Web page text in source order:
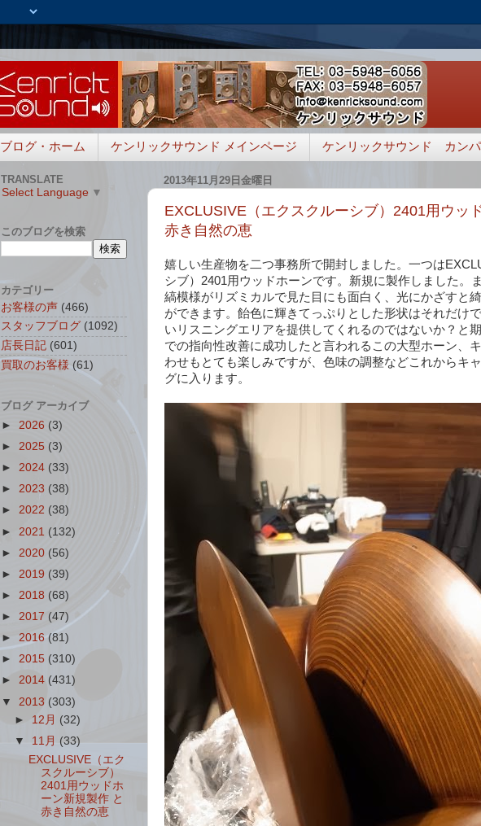
ブログ・ホーム ケンリックサウンド メインページ ケンリックサウンド カン
2013年11月29日金曜日
EXCLUSIVE（エクスクルーシブ）2401用ウッ
赤き自然の恵
嬉しい生産物を二つ事務所で開封しました。一つは
シブ）2401用ウッドホーンです。新規に製作しました。
縞模様がリズミカルで見た目にも面白く、光にかざすと
ができます。飴色に輝きてっぷりとした形状はそれだけ
いリスニングエリアを提供してくれるのではないか？と
での指向性改善に成功したと言われるこの大型ホーン、
わせもとても楽しみですが、色味の調整などこれからキ
グに入ります。
TRANSLATE
Select Language ▼
このブログを検索
カテゴリー
お客様の声 (466)
スタッフブログ (1092)
店長日記 (601)
買取のお客様 (61)
ブログ アーカイブ
► 2026 (3)
► 2025 (3)
► 2024 (33)
► 2023 (38)
► 2022 (38)
► 2021 (132)
► 2020 (56)
► 2019 (39)
► 2018 (68)
► 2017 (47)
► 2016 (81)
► 2015 (310)
► 2014 (431)
▼ 2013 (303)
► 12月 (32)
▼ 11月(33)
EXCLUSIVE（エク
スクルーシブ）
2401用ウッドホ
ーン新規製作 と
赤き自然の恵